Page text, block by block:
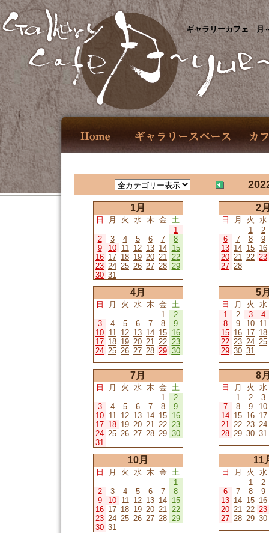
ギャラリーカフェ 月
1月
日 月 火 水 木 金 土
1
2
3 4 5 6 7
8
9
10 11 12 13 14 15
16 17 18 19 20 21 22
23 24 25 26 27 28 29
30 31
2
日 月 火
水
1
2
6
7 8
9
13 14 15 16
20 21 22 23
27 28
4月
日 月 火 水 木 金 土
1
2
3
4 5 6 7 8
9
10 11 12 13 14 15 16
17 18 19 20 21 22 23
24 25 26 27 28 29 30
5
日 月 火
水
1
2 3
4
8
9 10 11
15 16 17 18
22 23 24 25
29 30 31
7月
日 月 火 水 木 金 土
1
2
3
4 5 6 7 8
9
10 11 12 13 14 15 16
17 18 19 20 21 22 23
24 25 26 27 28 29 30
31
8
日 月 火
水
1
2
3
7
8 9
10
14 15 16 17
21 22 23 24
28 29 30 31
10月
日 月 火 水 木 金 土
1
2
3 4 5 6 7
8
9
10 11 12 13 14 15
16 17 18 19 20 21 22
23 24 25 26 27 28 29
30 31
11
日 月 火
水
1
2
6
7 8
9
13 14 15 16
20 21 22 23
27 28 29 30